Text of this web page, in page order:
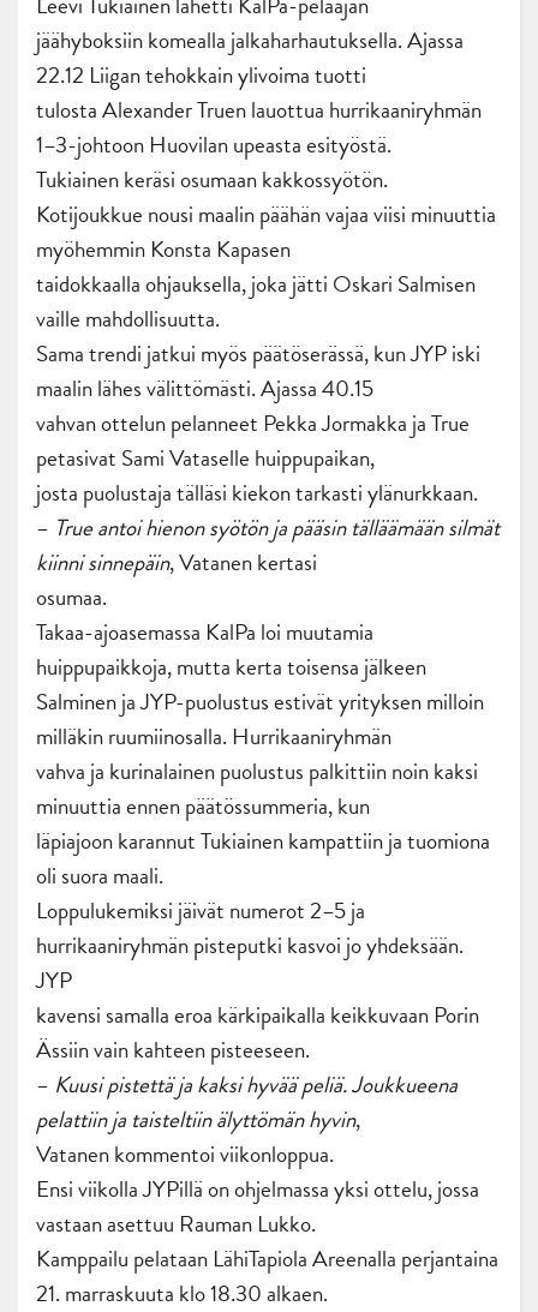
jäähyboksiin komealla jalkaharhautuksella. Ajassa
22.12 Liigan tehokkain ylivoima tuotti
tulosta Alexander Truen lauottua hurrikaaniryhmän
1–3-johtoon Huovilan upeasta esityöstä.
Tukiainen keräsi osumaan kakkossyötön.
Kotijoukkue nousi maalin päähän vajaa viisi minuuttia
myöhemmin Konsta Kapasen
taidokkaalla ohjauksella, joka jätti Oskari Salmisen
vaille mahdollisuutta.
Sama trendi jatkui myös päätöserässä, kun JYP iski
maalin lähes välittömästi. Ajassa 40.15
vahvan ottelun pelanneet Pekka Jormakka ja True
petasivat Sami Vataselle huippupaikan,
josta puolustaja tälläsi kiekon tarkasti ylänurkkaan.
– True antoi hienon syötön ja pääsin tälläämään silmät
kiinni sinnepäin, Vatanen kertasi
osumaa.
Takaa-ajoasemassa KalPa loi muutamia
huippupaikkoja, mutta kerta toisensa jälkeen
Salminen ja JYP-puolustus estivät yrityksen milloin
milläkin ruumiinosalla. Hurrikaaniryhmän
vahva ja kurinalainen puolustus palkittiin noin kaksi
minuuttia ennen päätössummeria, kun
läpiajoon karannut Tukiainen kampattiin ja tuomiona
oli suora maali.
Loppulukemiksi jäivät numerot 2–5 ja
hurrikaaniryhmän pisteputki kasvoi jo yhdeksään.
JYP
kavensi samalla eroa kärkipaikalla keikkuvaan Porin
Ässiin vain kahteen pisteeseen.
– Kuusi pistettä ja kaksi hyvää peliä. Joukkueena
pelattiin ja taisteltiin älyttömän hyvin,
Vatanen kommentoi viikonloppua.
Ensi viikolla JYPillä on ohjelmassa yksi ottelu, jossa
vastaan asettuu Rauman Lukko.
Kamppailu pelataan LähiTapiola Areenalla perjantaina
21. marraskuuta klo 18.30 alkaen.